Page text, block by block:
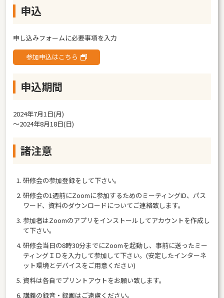
申込
申し込みフォームに必要事項を入力
参加申込はこちら
申込期間
2024年7月1日(月)
〜2024年8月18日(日)
諸注意
研修会の参加登録をして下さい。
研修会の1週前にZoomに参加するためのミーティングID、パス
ワード、資料のダウンロードについてご連絡致します。
参加者はZoomのアプリをインストールしてアカウントを作成し
て下さい。
研修会当日の8時30分までにZoomを起動し、事前に送ったミー
ティングＩＤを入力して参加して下さい。(安定したインターネ
ット環境とデバイスをご用意ください)
資料は各自でプリントアウトをお願い致します。
講義の録音・録画はご遠慮ください。